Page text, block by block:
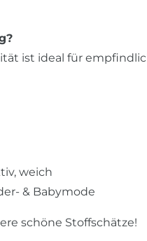
ist ideal für
weich
& Babymode
schöne Stoffschätze!